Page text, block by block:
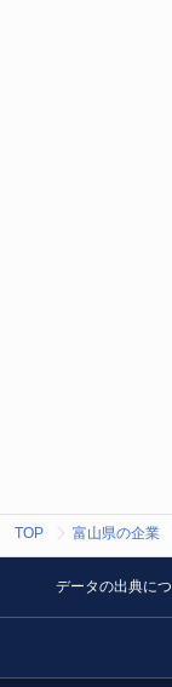
TOP 富山県の企業
データの出典に